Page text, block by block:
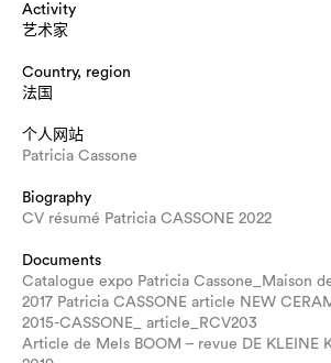
Activity
艺术家
Country, region
法国
个人网站
Patricia Cassone
Biography
CV résumé Patricia CASSONE 2022
Documents
Catalogue expo Patricia Cassone_Maison
2017 Patricia CASSONE article NEW
2015-CASSONE_ article_RCV203
Article de Mels BOOM – revue DE KLEINE